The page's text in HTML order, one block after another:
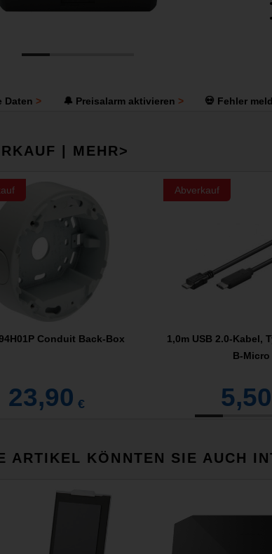
Daten 🔔 Preisalarm aktivieren 💀 Fehler
| MEHR>
Conduit Back-Box
23,90 €
Abverkauf
1,0m USB 2.0-Kabel,
B-Micro
5,50
ARTIKEL KÖNNTEN SIE AUCH